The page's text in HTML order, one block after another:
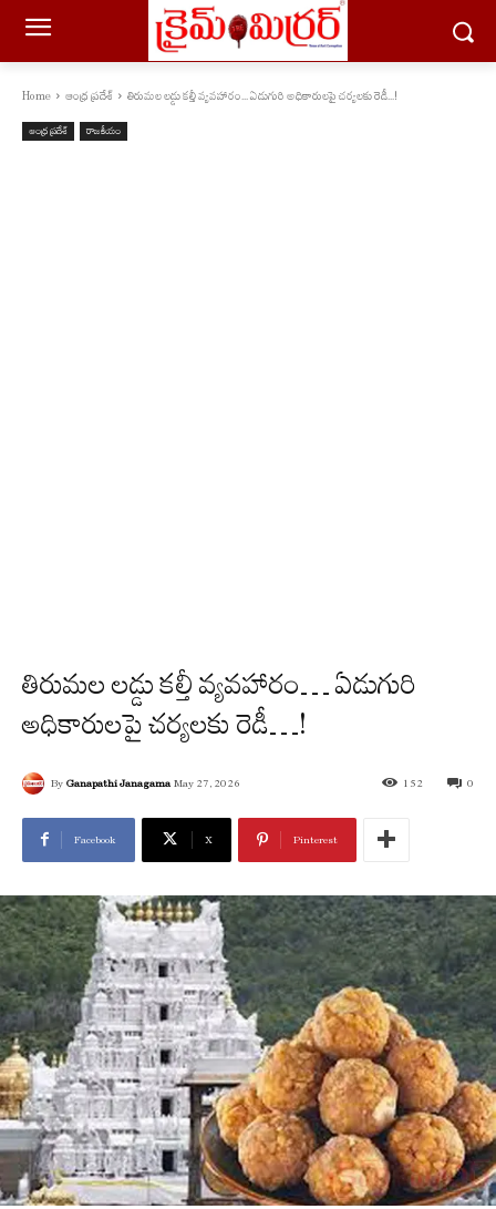
Home ఆంధ్ర ప్రదేశ్ తిరుమల లడ్డు కల్తీ వ్యవహారం... ఏడుగురి అధికారులపై చర్యలకు రెడీ...!
ఆంధ్ర ప్రదేశ్ రాజకీయం
తిరుమల లడ్డు కల్తీ వ్యవహారం… ఏడుగురి
అధికారులపై చర్యలకు రెడీ…!
By Ganapathi Janagama May 27, 2026 0
152
Facebook X Pinterest